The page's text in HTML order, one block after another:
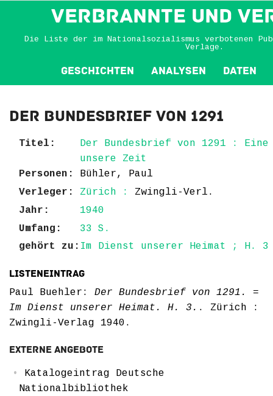
VERBRANNTE und
Die Liste der im Nationalsozialismus verbotenen
Verlage.
Geschichten Analysen Daten
Der Bundesbrief von 1291
Titel:
Der Bundesbrief von 1291 :
unsere Zeit
Personen:
Bühler, Paul
Verleger:
Zürich : Zwingli-Verl.
Jahr:
1940
Umfang:
33 S.
gehört zu: Im Dienst unserer Heimat ; H. 3
Listeneintrag
Paul Buehler: Der Bundesbrief von 1291. =
Im Dienst unserer Heimat. H. 3. . Zürich :
Zwingli-Verlag 1940.
Externe Angebote
Katalogeintrag Deutsche
Nationalbibliothek